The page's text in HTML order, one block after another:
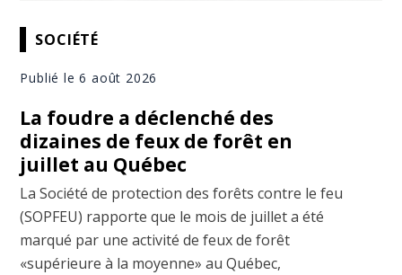
SOCIÉTÉ
Publié le 6 août 2026
La foudre a déclenché des
dizaines de feux de forêt en
juillet au Québec
La Société de protection des forêts contre le feu
(SOPFEU) rapporte que le mois de juillet a été
marqué par une activité de feux de forêt
«supérieure à la moyenne» au Québec,